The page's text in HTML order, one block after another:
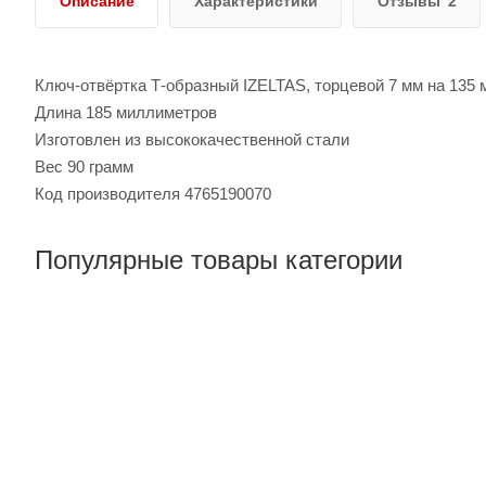
Ключ-отвёртка Т-образный IZELTAS, торцевой 7 мм на 135
Длина 185 миллиметров
Изготовлен из высококачественной стали
Вес 90 грамм
Код производителя 4765190070
Популярные товары категории